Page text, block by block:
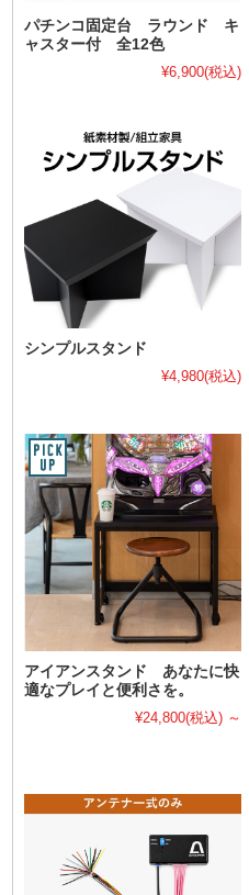
パチンコ固定台 ラウンド キ
ャスター付 全12色
¥6,900(税込)
シンプルスタンド
¥4,980(税込)
アイアンスタンド あなたに快
適なプレイと便利さを。
¥24,800(税込) ～